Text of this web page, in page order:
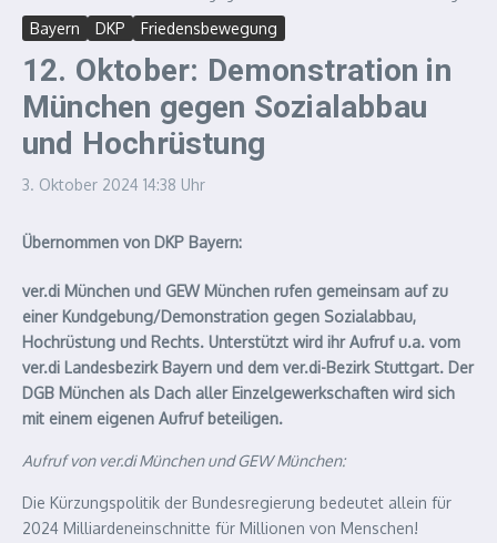
Bayern DKP Friedensbewegung
12. Oktober: Demonstration in
München gegen Sozialabbau
und Hochrüstung
3. Oktober 2024 14:38 Uhr
Übernommen von DKP Bayern:
ver.di München und GEW München rufen gemeinsam auf zu
einer Kundgebung/Demonstration gegen Sozialabbau,
Hochrüstung und Rechts. Unterstützt wird ihr Aufruf u.a. vom
ver.di Landesbezirk Bayern und dem ver.di-Bezirk Stuttgart. Der
DGB München als Dach aller Einzelgewerkschaften wird sich
mit einem eigenen Aufruf beteiligen.
Aufruf von ver.di München und GEW München:
Die Kürzungspolitik der Bundesregierung bedeutet allein für
2024 Milliardeneinschnitte für Millionen von Menschen!